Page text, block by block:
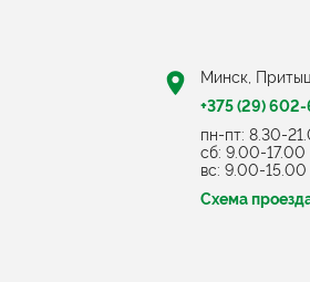
Минск,
+375 (29)
пн-пт: 8.30-
cб: 9.00-17.00
вс: 9.00-15.00
Схема